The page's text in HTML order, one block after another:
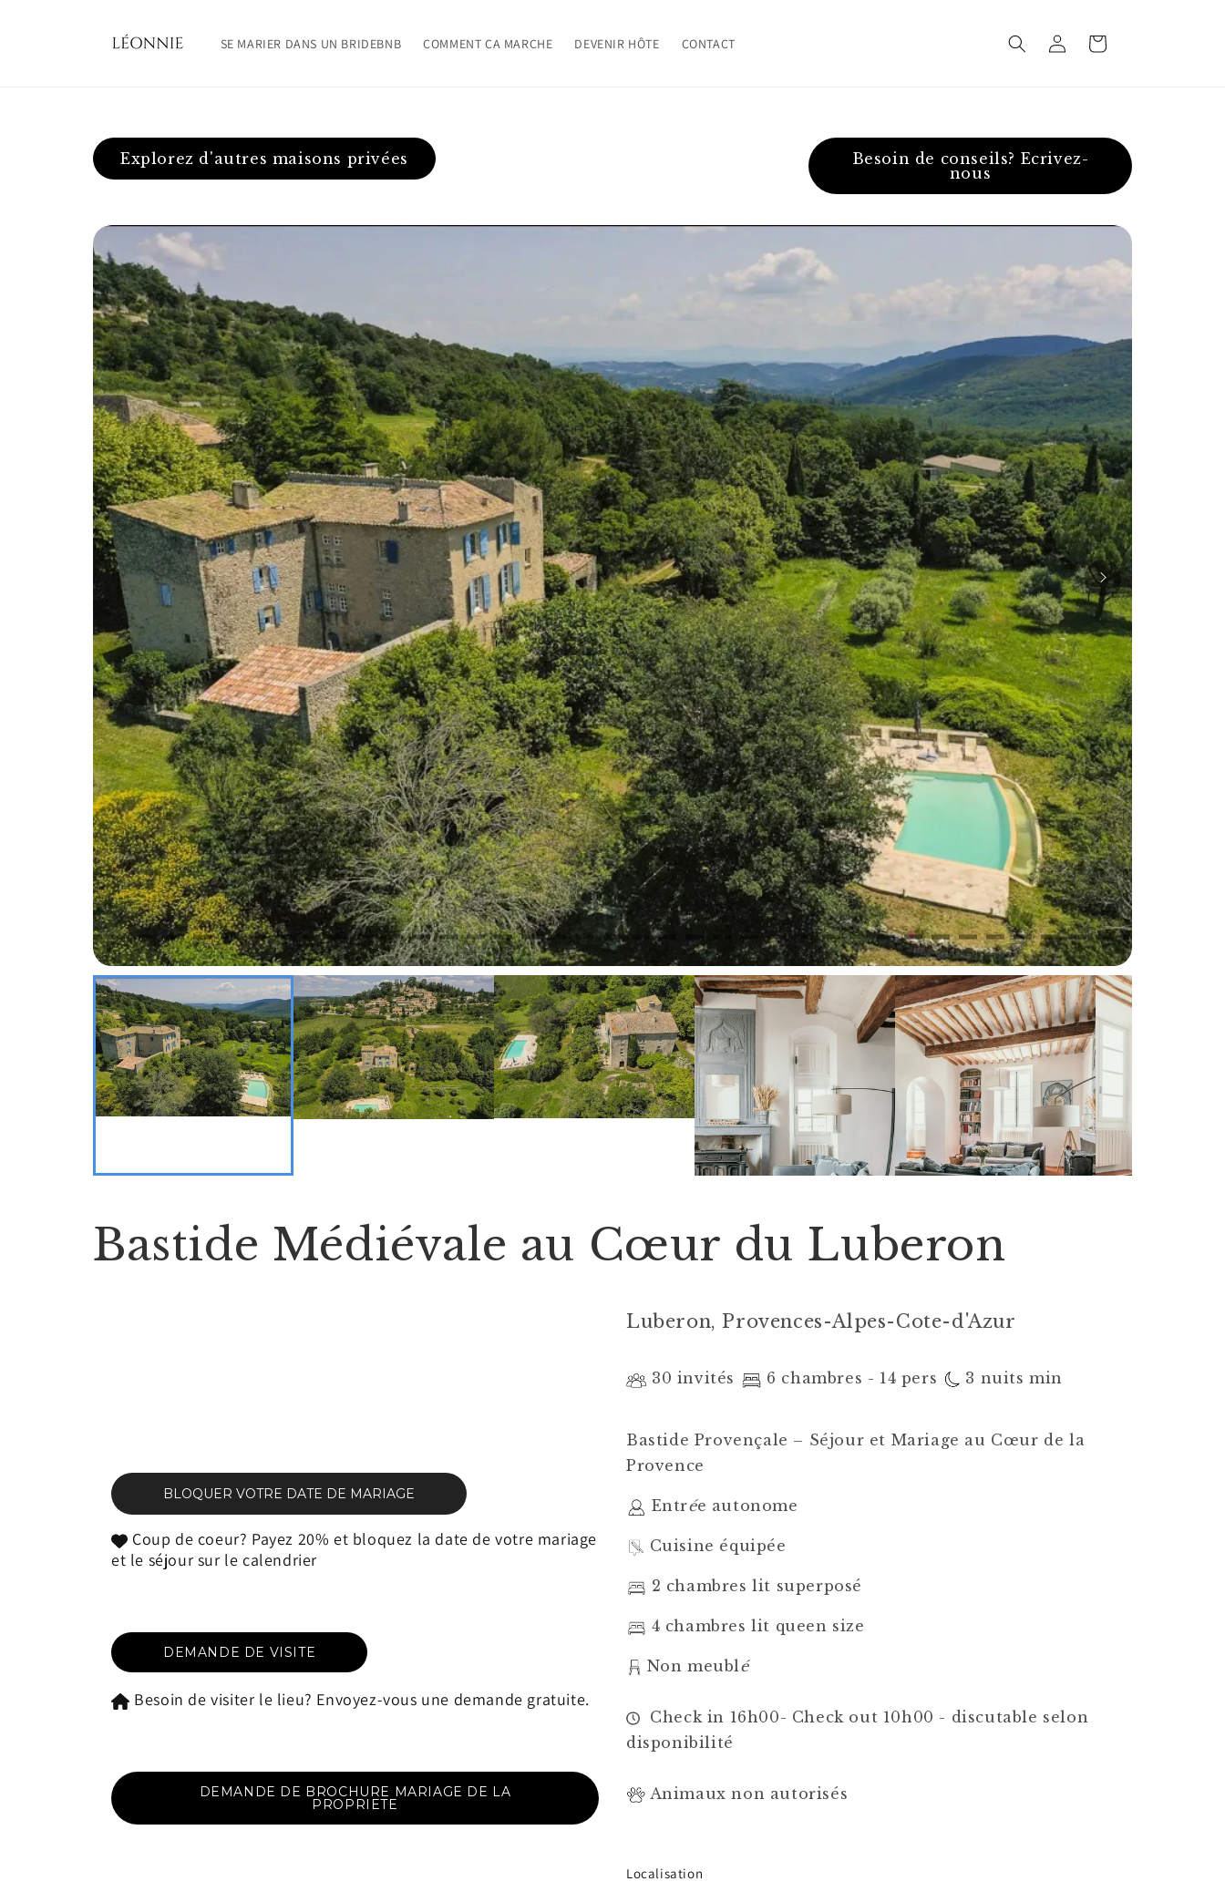
SE MARIER DANS UN BRIDEBNB COMMENT CA MARCHE DEVENIR HÔTE CONTACT Connexion Panier
Explorez d'autres maisons privées
Besoin de conseils? Ecrivez-
nous
Bastide Médiévale au Cœur du Luberon
BLOQUER VOTRE DATE DE MARIAGE
Coup de coeur? Payez 20% et bloquez la date de votre mariage
et le séjour sur le calendrier
DEMANDE DE VISITE
Besoin de visiter le lieu? Envoyez-vous une demande gratuite.
DEMANDE DE BROCHURE MARIAGE DE LA
PROPRIETE
Luberon, Provences-Alpes-Cote-d'Azur
30 invités 6 chambres - 14 pers 3 nuits min
Bastide Provençale – Séjour et Mariage au Cœur de la
Provence
Entrée autonome
Cuisine équipée
2 chambres lit superposé
4 chambres lit queen size
Non meublé
Check in 16h00- Check out 10h00 - discutable selon
disponibilité
Animaux non autorisés
Localisation